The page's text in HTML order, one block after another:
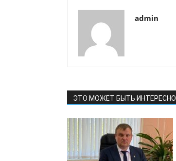
admin
ЭТО МОЖЕТ БЫТЬ ИНТЕРЕСНО